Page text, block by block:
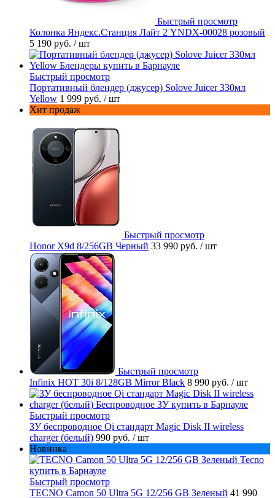
Быстрый просмотр
Колонка Яндекс.Станция Лайт 2 YNDX-00028 розовый
5 190 руб. / шт
Быстрый просмотр
Портативный блендер (джусер) Solove Juicer 330мл
Yellow 1 999 руб. / шт
Хит продаж
Быстрый просмотр
Honor X9d 8/256GB Черный 33 990 руб. / шт
Быстрый просмотр
Infinix HOT 30i 8/128GB Mirror Black 8 990 руб. / шт
Быстрый просмотр
ЗУ беспроводное Qi стандарт Magic Disk II wireless
charger (белый) 990 руб. / шт
Новинка
Быстрый просмотр
TECNO Camon 50 Ultra 5G 12/256 GB Зеленый 41 990